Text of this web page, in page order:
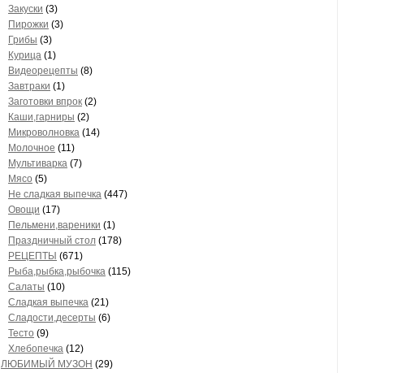
Закуски (3)
Пирожки (3)
Грибы (3)
Курица (1)
Видеорецепты (8)
Завтраки (1)
Заготовки впрок (2)
Каши,гарниры (2)
Микроволновка (14)
Молочное (11)
Мультиварка (7)
Мясо (5)
Не сладкая выпечка (447)
Овощи (17)
Пельмени,вареники (1)
Праздничный стол (178)
РЕЦЕПТЫ (671)
Рыба,рыбка,рыбочка (115)
Салаты (10)
Сладкая выпечка (21)
Сладости,десерты (6)
Тесто (9)
Хлебопечка (12)
ЛЮБИМЫЙ МУЗОН (29)